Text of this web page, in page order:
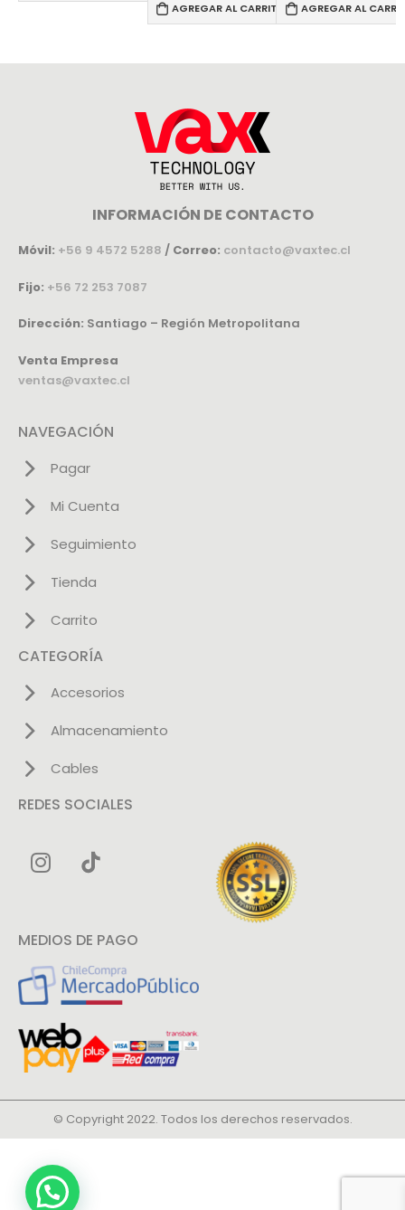
AGREGAR AL CARRITO AGREGAR AL
INFORMACIÓN DE CONTACTO
Móvil: +56 9 4572 5288 / Correo: contacto@vaxtec.cl
Fijo: +56 72 253 7087
Dirección: Santiago – Región Metropolitana
Venta Empresa
ventas@vaxtec.cl
NAVEGACIÓN
Pagar
Mi Cuenta
Seguimiento
Tienda
Carrito
CATEGORÍA
Accesorios
Almacenamiento
Cables
REDES SOCIALES
MEDIOS DE PAGO
© Copyright 2022. Todos los derechos reservados.